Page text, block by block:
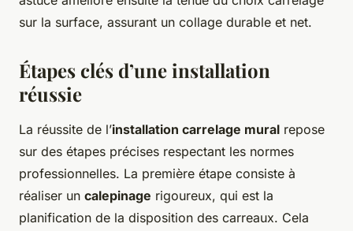
sur la surface, assurant un collage durable et net.
Étapes clés d’une installation
réussie
La réussite de l’installation carrelage mural repose
sur des étapes précises respectant les normes
professionnelles. La première étape consiste à
réaliser un calepinage rigoureux, qui est la
planification de la disposition des carreaux. Cela